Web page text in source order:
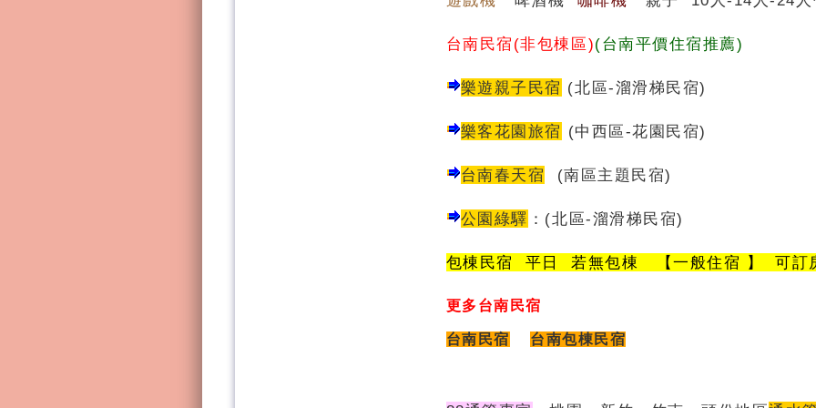
台南民宿(非包棟區)(台南平價住宿推薦)
樂遊親子民宿 (北區-溜滑梯民宿)
樂客花園旅宿 (中西區-花園民宿)
台南春天宿 (南區主題民宿)
公園綠驛 ： (北區-溜滑梯民宿)
包棟民宿 平日 若無包棟 【一般住宿 】 可訂
更多台南民宿
台南民宿 台南包棟民宿